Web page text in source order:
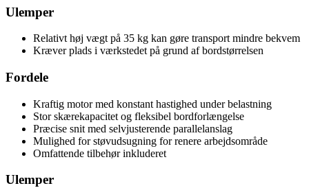
Ulemper
Relativt høj vægt på 35 kg kan gøre transport mindre bekvem
Kræver plads i værkstedet på grund af bordstørrelsen
Fordele
Kraftig motor med konstant hastighed under belastning
Stor skærekapacitet og fleksibel bordforlængelse
Præcise snit med selvjusterende parallelanslag
Mulighed for støvudsugning for renere arbejdsområde
Omfattende tilbehør inkluderet
Ulemper